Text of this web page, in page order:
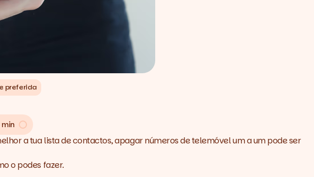
preferida
min
a tua lista de contactos, apagar números de telemóvel um a um pode ser
o podes fazer.